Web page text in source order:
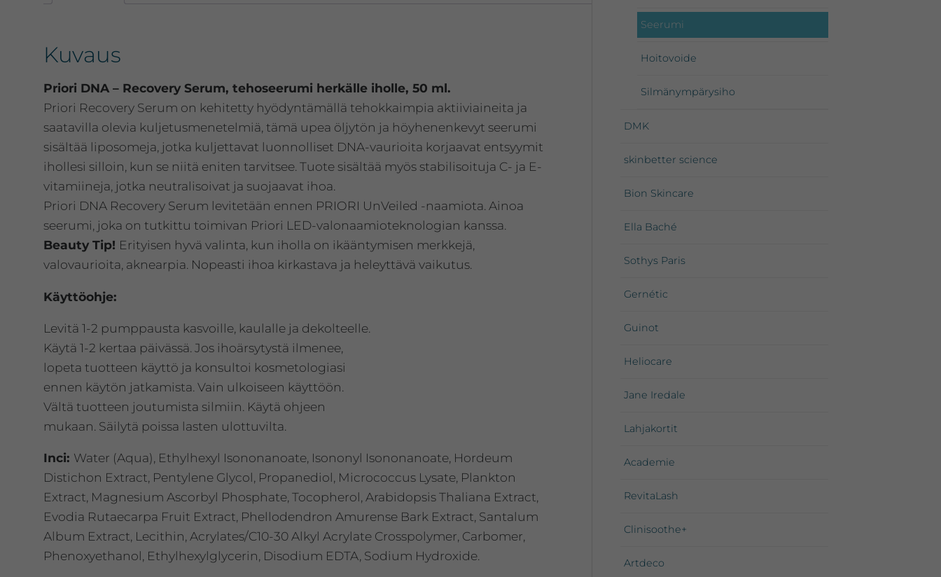
Kuvaus
Priori DNA – Recovery Serum, tehoseerumi herkälle iholle, 50 ml.
Priori Recovery Serum on kehitetty hyödyntämällä tehokkaimpia aktiiviaineita ja
saatavilla olevia kuljetusmenetelmiä, tämä upea öljytön ja höyhenenkevyt seerumi
sisältää liposomeja, jotka kuljettavat luonnolliset DNA-vaurioita korjaavat entsyymit
ihollesi silloin, kun se niitä eniten tarvitsee. Tuote sisältää myös stabilisoituja C- ja E-
vitamiineja, jotka neutralisoivat ja suojaavat ihoa.
Priori DNA Recovery Serum levitetään ennen PRIORI UnVeiled -naamiota. Ainoa
seerumi, joka on tutkittu toimivan Priori LED-valonaamioteknologian kanssa.
Beauty Tip! Erityisen hyvä valinta, kun iholla on ikääntymisen merkkejä,
valovaurioita, aknearpia. Nopeasti ihoa kirkastava ja heleyttävä vaikutus.
Käyttöohje:
Levitä 1-2 pumppausta kasvoille, kaulalle ja dekolteelle.
Käytä 1-2 kertaa päivässä. Jos ihoärsytystä ilmenee,
lopeta tuotteen käyttö ja konsultoi kosmetologiasi
ennen käytön jatkamista. Vain ulkoiseen käyttöön.
Vältä tuotteen joutumista silmiin. Käytä ohjeen
mukaan. Säilytä poissa lasten ulottuvilta.
Inci: Water (Aqua), Ethylhexyl Isononanoate, Isononyl Isononanoate, Hordeum
Distichon Extract, Pentylene Glycol, Propanediol, Micrococcus Lysate, Plankton
Extract, Magnesium Ascorbyl Phosphate, Tocopherol, Arabidopsis Thaliana Extract,
Evodia Rutaecarpa Fruit Extract, Phellodendron Amurense Bark Extract, Santalum
Album Extract, Lecithin, Acrylates/C10-30 Alkyl Acrylate Crosspolymer, Carbomer,
Phenoxyethanol, Ethylhexylglycerin, Disodium EDTA, Sodium Hydroxide.
Seerumi
Hoitovoide
Silmänympärysiho
DMK
skinbetter science
Bion Skincare
Ella Baché
Sothys Paris
Gernétic
Guinot
Heliocare
Jane Iredale
Lahjakortit
Academie
RevitaLash
Clinisoothe+
Artdeco